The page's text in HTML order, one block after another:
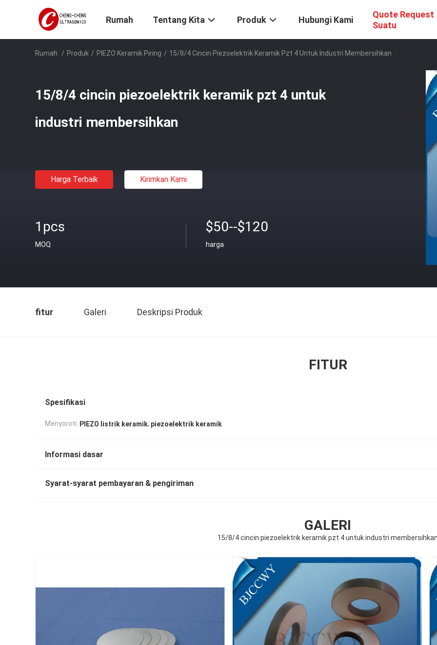
Rumah Tentang Kita Produk Hubungi Kami
Quote Request
Suatu
Rumah / Produk / PIEZO Keramik Piring / 15/8/4 Cincin Piezoelektrik Keramik Pzt 4 Untuk Industri Membersihkan
15/8/4 cincin piezoelektrik keramik pzt 4 untuk
industri membersihkan
Harga Terbaik Kirimkan Kami
1pcs
MOQ
$50--$120
harga
fitur Galeri Deskripsi Produk
FITUR
Spesifikasi
Menyoroti: PIEZO listrik keramik, piezoelektrik keramik
Informasi dasar
Syarat-syarat pembayaran & pengiriman
GALERI
15/8/4 cincin piezoelektrik keramik pzt 4 untuk industri